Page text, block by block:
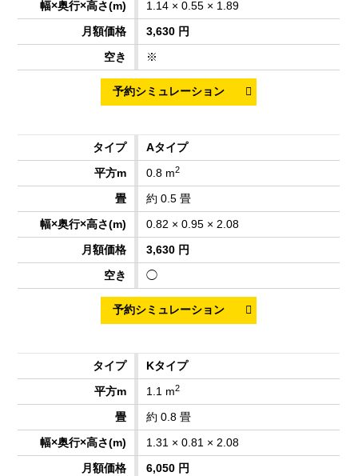
1.14 × 0.55 × 1.89
3,630 円
※
Aタイプ
0.8 m2
約 0.5 畳
0.82 × 0.95 × 2.08
3,630 円
◯
Kタイプ
1.1 m2
約 0.8 畳
1.31 × 0.81 × 2.08
6,050 円